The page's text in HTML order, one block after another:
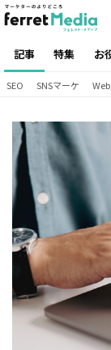
記事 特集 お
SEO SNSマーケ